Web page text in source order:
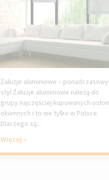
Żaluzje aluminiowe – ponadczasowy
styl Żaluzje aluminiowe należą do
grupy najczęściej kupowanych osłon
okiennych i to nie tylko w Polsce.
Dlaczego są...
Więcej »